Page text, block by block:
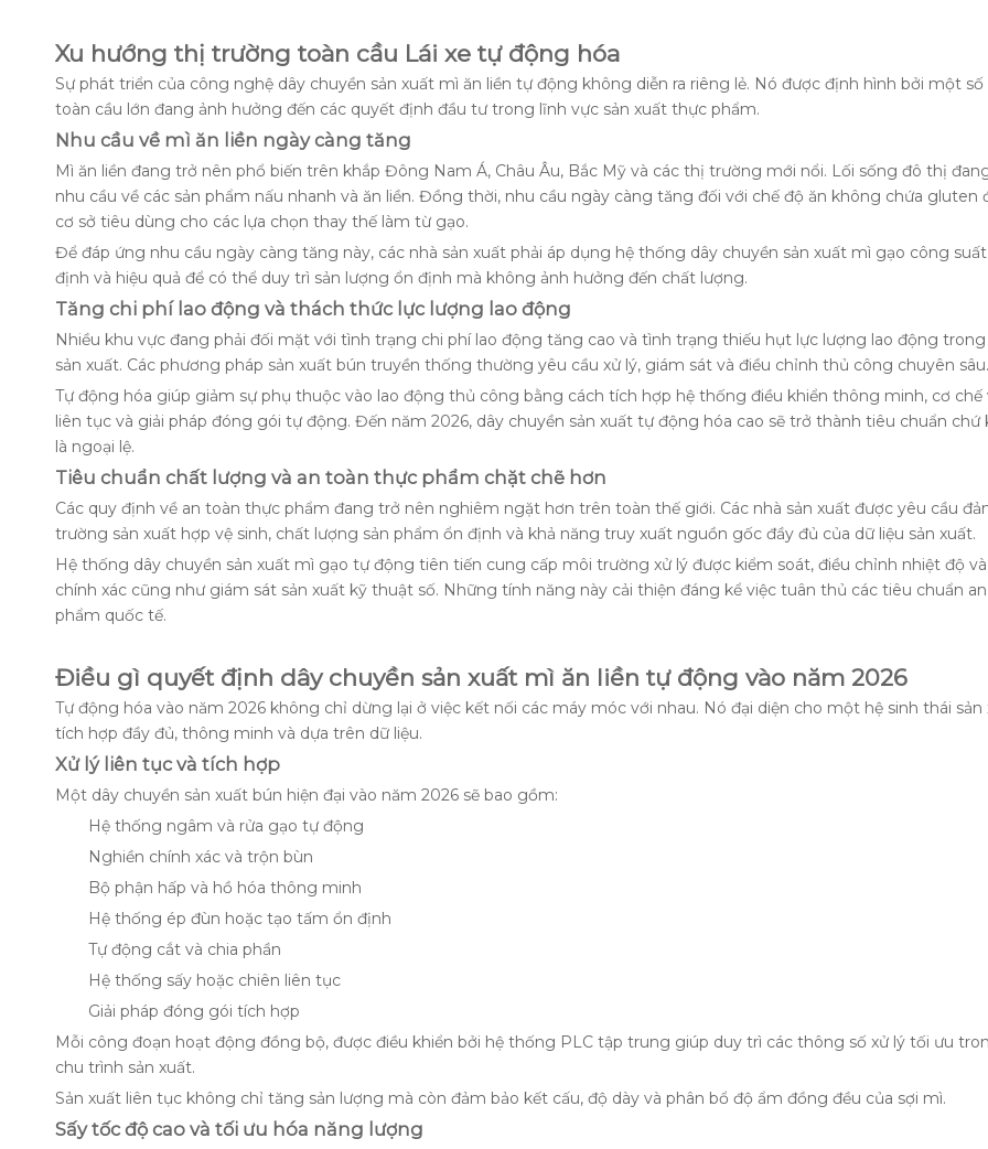
Xu hướng thị trường toàn cầu Lái xe tự động hóa
Sự phát triển của công nghệ dây chuyền sản xuất mì ăn liền tự động không diễn ra riêng lẻ. Nó được định hình bởi một
toàn cầu lớn đang ảnh hưởng đến các quyết định đầu tư trong lĩnh vực sản xuất thực phẩm.
Nhu cầu về mì ăn liền ngày càng tăng
Mì ăn liền đang trở nên phổ biến trên khắp Đông Nam Á, Châu Âu, Bắc Mỹ và các thị trường mới nổi. Lối sống đô thị
nhu cầu về các sản phẩm nấu nhanh và ăn liền. Đồng thời, nhu cầu ngày càng tăng đối với chế độ ăn không chứa gluten
cơ sở tiêu dùng cho các lựa chọn thay thế làm từ gạo.
Để đáp ứng nhu cầu ngày càng tăng này, các nhà sản xuất phải áp dụng hệ thống dây chuyền sản xuất mì gạo công
định và hiệu quả để có thể duy trì sản lượng ổn định mà không ảnh hưởng đến chất lượng.
Tăng chi phí lao động và thách thức lực lượng lao động
Nhiều khu vực đang phải đối mặt với tình trạng chi phí lao động tăng cao và tình trạng thiếu hụt lực lượng lao động
sản xuất. Các phương pháp sản xuất bún truyền thống thường yêu cầu xử lý, giám sát và điều chỉnh thủ công chuyên sâu.
Tự động hóa giúp giảm sự phụ thuộc vào lao động thủ công bằng cách tích hợp hệ thống điều khiển thông minh, cơ chế
liên tục và giải pháp đóng gói tự động. Đến năm 2026, dây chuyền sản xuất tự động hóa cao sẽ trở thành tiêu chuẩn chứ
là ngoại lệ.
Tiêu chuẩn chất lượng và an toàn thực phẩm chặt chẽ hơn
Các quy định về an toàn thực phẩm đang trở nên nghiêm ngặt hơn trên toàn thế giới. Các nhà sản xuất được yêu cầu
trường sản xuất hợp vệ sinh, chất lượng sản phẩm ổn định và khả năng truy xuất nguồn gốc đầy đủ của dữ liệu sản xuất.
Hệ thống dây chuyền sản xuất mì gạo tự động tiên tiến cung cấp môi trường xử lý được kiểm soát, điều chỉnh nhiệt độ
chính xác cũng như giám sát sản xuất kỹ thuật số. Những tính năng này cải thiện đáng kể việc tuân thủ các tiêu chuẩn
phẩm quốc tế.
Điều gì quyết định dây chuyền sản xuất mì ăn liền tự động vào năm 2026
Tự động hóa vào năm 2026 không chỉ dừng lại ở việc kết nối các máy móc với nhau. Nó đại diện cho một hệ sinh thái
tích hợp đầy đủ, thông minh và dựa trên dữ liệu.
Xử lý liên tục và tích hợp
Một dây chuyền sản xuất bún hiện đại vào năm 2026 sẽ bao gồm:
Hệ thống ngâm và rửa gạo tự động
Nghiền chính xác và trộn bùn
Bộ phận hấp và hồ hóa thông minh
Hệ thống ép đùn hoặc tạo tấm ổn định
Tự động cắt và chia phần
Hệ thống sấy hoặc chiên liên tục
Giải pháp đóng gói tích hợp
Mỗi công đoạn hoạt động đồng bộ, được điều khiển bởi hệ thống PLC tập trung giúp duy trì các thông số xử lý tối ưu
chu trình sản xuất.
Sản xuất liên tục không chỉ tăng sản lượng mà còn đảm bảo kết cấu, độ dày và phân bổ độ ẩm đồng đều của sợi mì.
Sấy tốc độ cao và tối ưu hóa năng lượng